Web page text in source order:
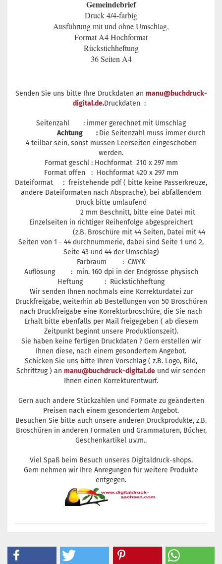
Gemeindebrief
Druck 4/4-farbig
Ausführung mit und ohne Umschlag,
Format A4 Hochformat
Rückstichheftung
36 Seiten A4
Senden Sie uns bitte Ihre Druckdaten an manu@buchdruck-
digital.de.Druckdaten :
Seitenzahl : immer gerechnet mit Umschlag
Achtung : Die Seitenzahl muss immer durch
4 teilbar sein, sonst müssen Leerseiten eingeschoben
werden.
Format geschl : Hochformat 210 x 297 mm
Format offen : Hochformat 420 x 297 mm
Dateiformat : freistehende pdf ( bitte keine Passerkreuze,
andere Dateiformaten nach Absprache), bei abfallendem
Druck bitte umlaufend
2 mm Beschnitt, bitte eine Datei mit
Einzelseiten in richtiger Reihenfolge abgespreichert
(z.B. Broschüre mit 44 Seiten, Datei mit 44
Seiten von 1 - 44 durchnummerie, dabei sind Seite 1 und 2,
Seite 43 und 44 der Umschlag)
Farbraum : CMYK
Auflösung : min. 160 dpi in der Endgrösse physisch
Heftung : Rückstichheftung
Wir senden Ihnen nochmals eine Korrekturdatei zur
Druckfreigabe, weiterhin ab Bestellungen von 50 Broschüren
nach Druckfreigabe eine Korrekturbroschüre, die Sie nach
Erhalt bitte ebenfalls per Mail freigegeben ( ab diesem
Zeitpunkt beginnt unsere Produktionszeit).
Sie haben keine fertigen Druckdaten ? Gern erstellen wir
Ihnen diese, nach einem gesondertem Angebot.
Schicken Sie uns bitte Ihren Vorschlag ( z.B. Logo, Bild,
Schriftzug ) an manu@buchdruck-digital.de und wir senden
Ihnen einen Korrekturentwurf.
Gern auch andere Stückzahlen und Formate zu geänderten
Preisen nach einem gesondertem Angebot.
Besuchen Sie bitte auch unsere anderen Druckprodukte, z.B.
Broschüren in anderen Formaten und Grammaturen, Bücher,
Geschenkartikel u.v.m..
Viel Spaß beim Besuch unseres Digitaldruck-shops.
Gern nehmen wir Ihre Anregungen für weitere Produkte
entgegen.